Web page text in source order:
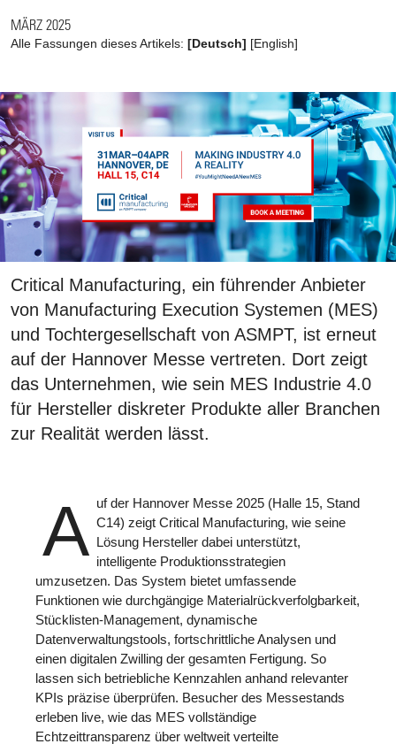
MÄRZ 2025
Alle Fassungen dieses Artikels: [Deutsch] [English]
Critical Manufacturing, ein führender Anbieter
von Manufacturing Execution Systemen (MES)
und Tochtergesellschaft von ASMPT, ist erneut
auf der Hannover Messe vertreten. Dort zeigt
das Unternehmen, wie sein MES Industrie 4.0
für Hersteller diskreter Produkte aller Branchen
zur Realität werden lässt.
A uf der Hannover Messe 2025 (Halle 15, Stand
C14) zeigt Critical Manufacturing, wie seine
Lösung Hersteller dabei unterstützt,
intelligente Produktionsstrategien
umzusetzen. Das System bietet umfassende
Funktionen wie durchgängige Materialrückverfolgbarkeit,
Stücklisten-Management, dynamische
Datenverwaltungstools, fortschrittliche Analysen und
einen digitalen Zwilling der gesamten Fertigung. So
lassen sich betriebliche Kennzahlen anhand relevanter
KPIs präzise überprüfen. Besucher des Messestands
erleben live, wie das MES vollständige
Echtzeittransparenz über weltweit verteilte